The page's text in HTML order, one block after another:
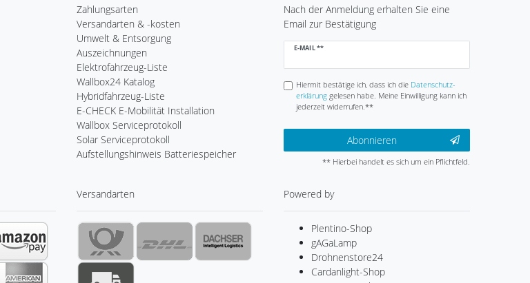
Zahlungsarten
Versandarten & -kosten
Umwelt & Entsorgung
Auszeichnungen
Elektrofahrzeug-Liste
Wallbox24 Katalog
Hybridfahrzeug-Liste
E-CHECK E-Mobilität Installation
Wallbox Serviceprotokoll
Solar Serviceprotokoll
Aufstellungshinweis Batteriespeicher
Nach der Anmeldung erhalten Sie eine
Email zur Bestätigung
E-MAIL **
Newsletter
Hiermit bestätige ich, dass ich die Daten­schutz­
erklärunggelesen habe. Meine Einwilligung kann ich
jederzeit widerrufen.**
Abonnieren
** Hierbei handelt es sich um ein Pflichtfeld.
Versandarten Powered by
Plentino-Shop
gAGaLamp
Drohnenstore24
Cardanlight-Shop